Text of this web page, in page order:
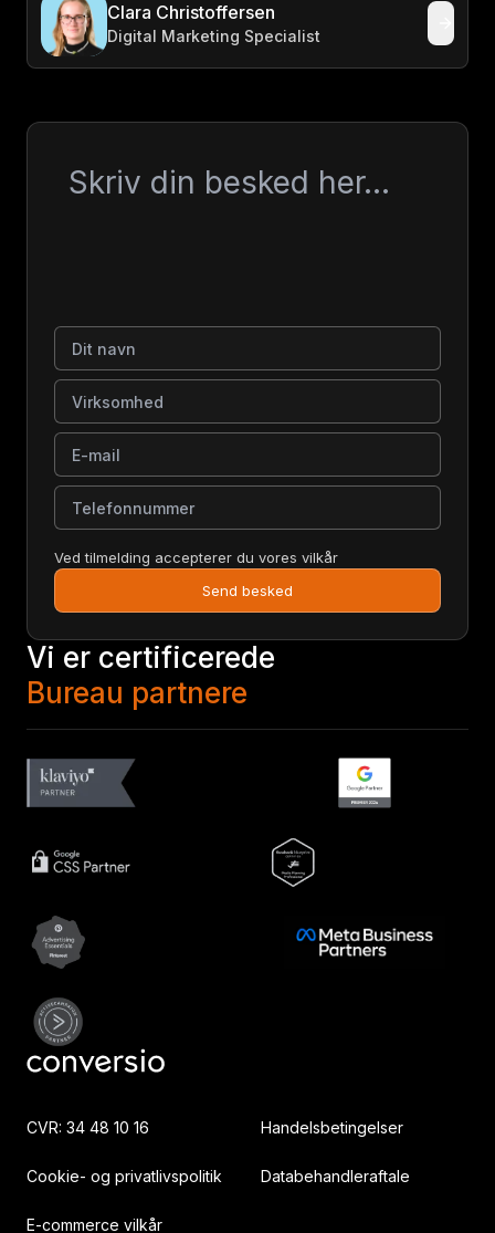
Clara Christoffersen
Digital Marketing Specialist
Dit navn
Virksomhed
E-mail
Telefonnummer
Ved tilmelding accepterer du vores vilkår
Send besked
Vi er certificerede
Bureau partnere
CVR: 34 48 10 16 Handelsbetingelser
Cookie- og privatlivspolitik Databehandleraftale
E-commerce vilkår